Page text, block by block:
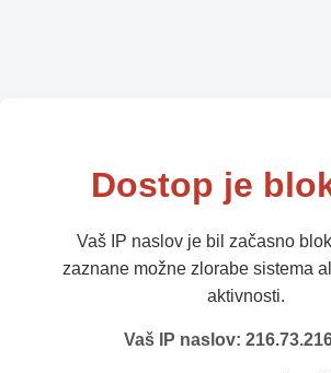
Dostop je
Vaš IP naslov je bil začasno
zaznane možne zlorabe sistema
aktivnosti.
Vaš IP naslov: